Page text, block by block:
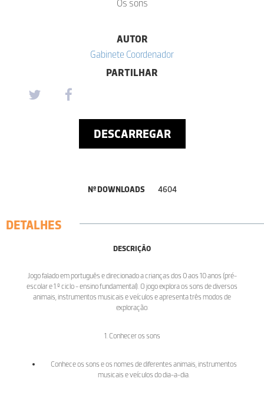
Os sons
AUTOR
Gabinete Coordenador
PARTILHAR
DESCARREGAR
Nº DOWNLOADS 4604
DETALHES
DESCRIÇÃO
Jogo falado em português e direcionado a crianças dos 0 aos 10 anos (pré-
escolar e 1.º ciclo - ensino fundamental). O jogo explora os sons de diversos
animais, instrumentos musicais e veículos e apresenta três modos de
exploração:
1. Conhecer os sons
Conhece os sons e os nomes de diferentes animais, instrumentos
musicais e veículos do dia-a-dia.